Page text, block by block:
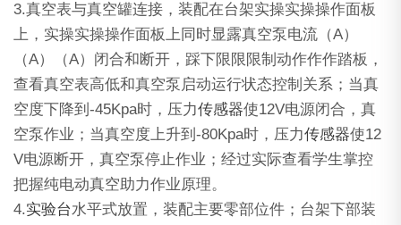
3.真空表与真空罐连接，装配在台架实操实操操作面板
上，实操实操操作面板上同时显露真空泵电流（A）
（A）（A）闭合和断开，踩下限限限制动作作作踏板，
查看真空表高低和真空泵启动运行状态控制关系；当真
空度下降到-45Kpa时，压力传感器使12V电源闭合，真
空泵作业；当真空度上升到-80Kpa时，压力传感器使12
V电源断开，真空泵停止作业；经过实际查看学生掌控
把握纯电动真空助力作业原理。
4.实验台水平式放置，装配主要零部位件；台架下部装